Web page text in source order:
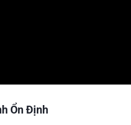
Ổn Định